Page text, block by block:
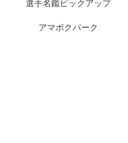
選手名鑑ピックアップ
アマボクパーク